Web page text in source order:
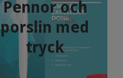
Pennor och
porslin med
tryck